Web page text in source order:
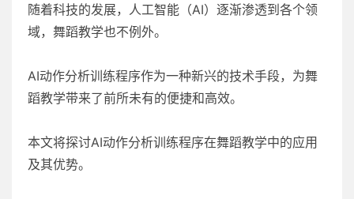
随着科技的发展，人工智能（AI）逐渐渗透到各个领
域，舞蹈教学也不例外。
AI动作分析训练程序作为一种新兴的技术手段，为舞
蹈教学带来了前所未有的便捷和高效。
本文将探讨AI动作分析训练程序在舞蹈教学中的应用
及其优势。